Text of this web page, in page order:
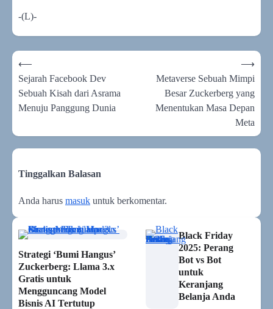
-(L)-
Navigasi
pos
⟵
Sejarah Facebook Dev
Sebuah Kisah dari Asrama
Menuju Panggung Dunia
Metaverse Sebuah Mimpi
Besar Zuckerberg yang
Menentukan Masa Depan
Meta
⟶
Tinggalkan Balasan
Anda harus masuk untuk berkomentar.
Strategi ‘Bumi Hangus’
Zuckerberg: Llama 3.x
Gratis untuk
Mengguncang Model
Bisnis AI Tertutup
Black Friday
2025: Perang
Bot vs Bot
untuk
Keranjang
Belanja Anda